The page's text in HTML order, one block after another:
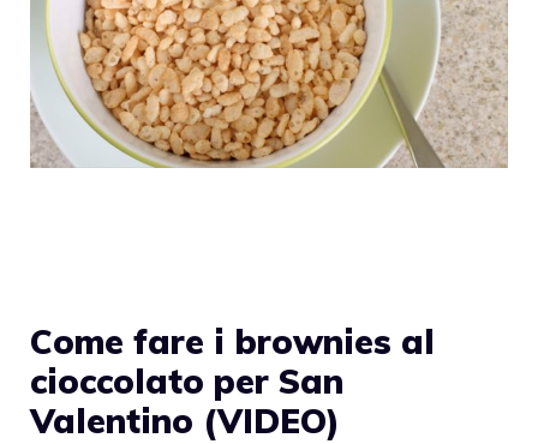
Come fare i brownies al
cioccolato per San
Valentino (VIDEO)